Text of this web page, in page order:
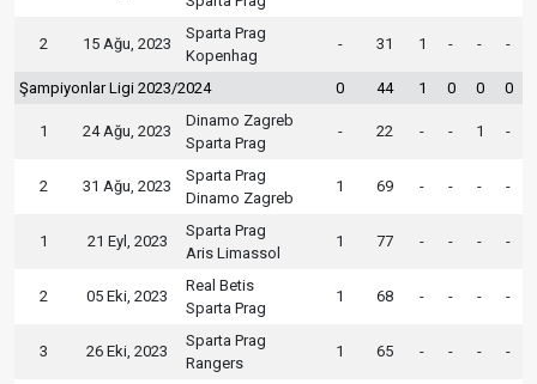
2 15 Ağu, 2023
Sparta Prag
Kopenhag
- 31 1 - - -
Şampiyonlar Ligi 2023/2024 0 44 1 0 0 0
1 24 Ağu, 2023
Dinamo Zagreb
Sparta Prag
- 22 - - 1 -
2 31 Ağu, 2023
Sparta Prag
Dinamo Zagreb
1 69 - - - -
1 21 Eyl, 2023
Sparta Prag
Aris Limassol
1 77 - - - -
2 05 Eki, 2023
Real Betis
Sparta Prag
1 68 - - - -
3 26 Eki, 2023
Sparta Prag
Rangers
1 65 - - - -